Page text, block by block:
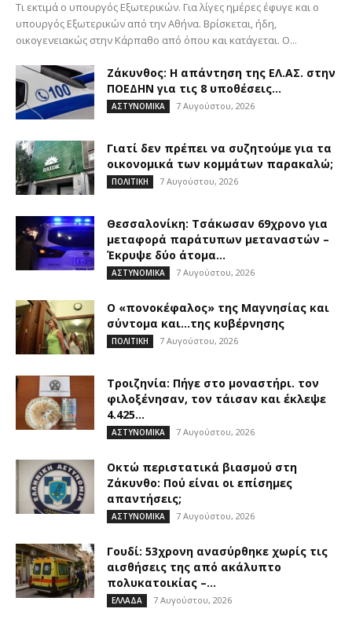
Τι εκτιμά ο υπουργός Εξωτερικών. Για λίγες ημέρες έφυγε και ο
υπουργός Εξωτερικών από την Αθήνα. Βρίσκεται, ήδη,
οικογενειακώς στην Κάρπαθο από όπου και κατάγεται. Ο...
Ζάκυνθος: Η απάντηση της ΕΛ.ΑΣ. στην
ΠΟΕΔΗΝ για τις 8 υποθέσεις...
ΑΣΤΥΝΟΜΙΚΑ 7 Αυγούστου, 2026
Γιατί δεν πρέπει να συζητούμε για τα
οικονομικά των κομμάτων παρακαλώ;
ΠΟΛΙΤΙΚΗ 7 Αυγούστου, 2026
Θεσσαλονίκη: Τσάκωσαν 69χρονο για
μεταφορά παράτυπων μεταναστών –
Έκρυψε δύο άτομα...
ΑΣΤΥΝΟΜΙΚΑ 7 Αυγούστου, 2026
Ο «πονοκέφαλος» της Μαγνησίας και
σύντομα και…της κυβέρνησης
ΠΟΛΙΤΙΚΗ 7 Αυγούστου, 2026
Τροιζηνία: Πήγε στο μοναστήρι. τον
φιλοξένησαν, τον τάισαν και έκλεψε
4.425...
ΑΣΤΥΝΟΜΙΚΑ 7 Αυγούστου, 2026
Οκτώ περιστατικά βιασμού στη
Ζάκυνθο: Πού είναι οι επίσημες
απαντήσεις;
ΑΣΤΥΝΟΜΙΚΑ 7 Αυγούστου, 2026
Γουδί: 53χρονη ανασύρθηκε χωρίς τις
αισθήσεις της από ακάλυπτο
πολυκατοικίας –...
ΕΛΛΑΔΑ 7 Αυγούστου, 2026